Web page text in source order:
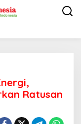
Ratusan